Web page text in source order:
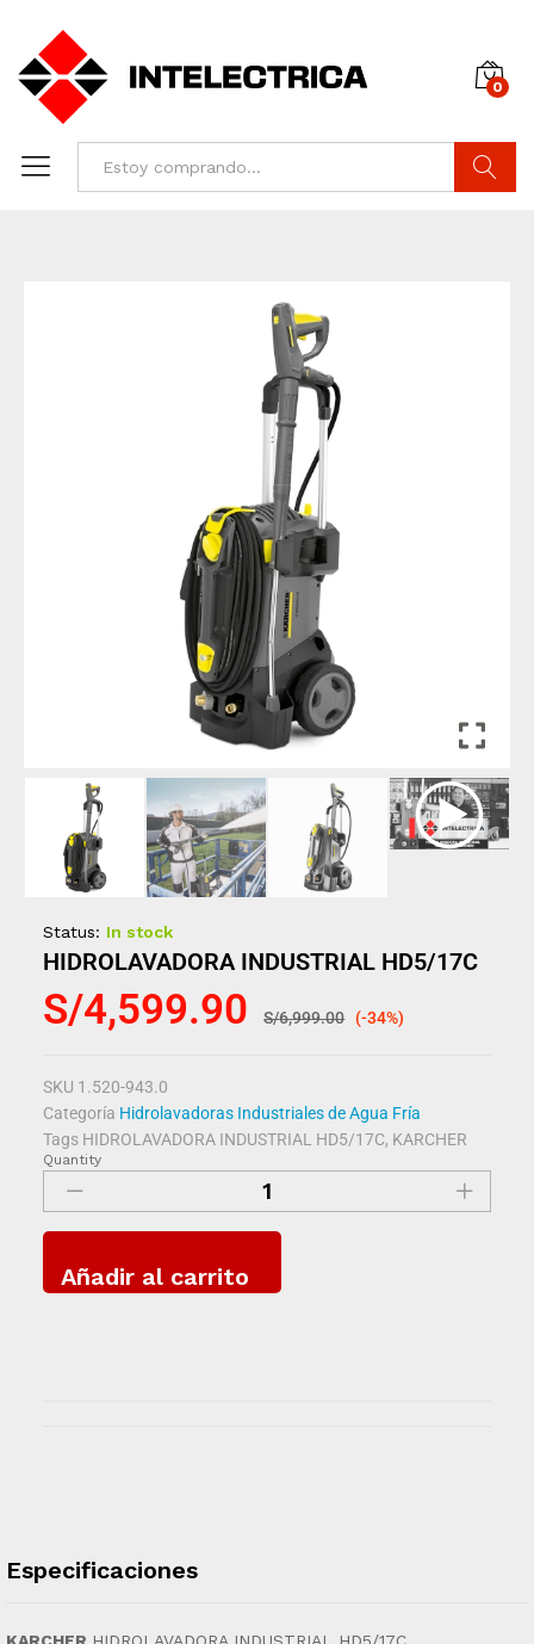
0
Status: In stock
HIDROLAVADORA INDUSTRIAL HD5/17C
S/4,599.90 S/6,999.00 (-34%)
SKU 1.520-943.0
Categoría Hidrolavadoras Industriales de Agua Fría
Tags HIDROLAVADORA INDUSTRIAL HD5/17C, KARCHER
Quantity
Añadir al carrito
Especificaciones